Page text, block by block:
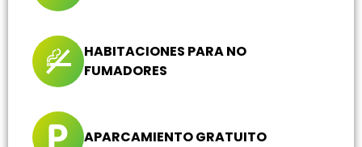
HABITACIONES PARA NO
FUMADORES
APARCAMIENTO GRATUITO